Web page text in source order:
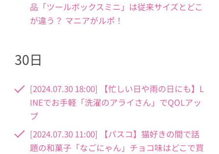
品「ツールボックスミニ」は従来サイズとどこ
が違う？ マニアがルポ！
30日
[2024.07.30 18:00] 【忙しい日や雨の日にも】L
INEでお手軽「洗濯のアライさん」でQOLアッ
プ
[2024.07.30 11:00] 【パスコ】猫好きの間で話
題の和菓子「なごにゃん」チョコ味はどこで買